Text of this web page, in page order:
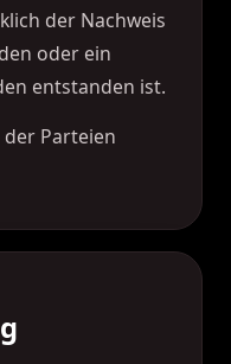
der Nachweis
oder ein
entstanden ist.
Parteien